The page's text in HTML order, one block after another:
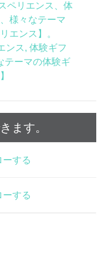
ペリエンス
体
様々なテーマ
エンス】
。
ンス , 体験ギフ
テーマの体験ギ
ます。
ーする
ーする